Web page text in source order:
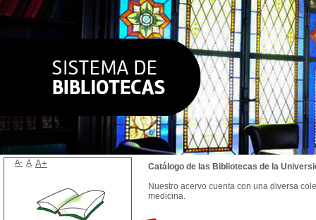
Catálogo de las Bibliotecas de la
Nuestro acervo cuenta con una diversa
medicina.
A- A A+